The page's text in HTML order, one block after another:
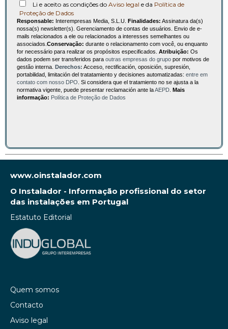
Li e aceito as condições do Aviso legal e da Política de
Proteção de Dados
Responsable: Interempresas Media, S.L.U. Finalidades: Assinatura da(s)
nossa(s) newsletter(s). Gerenciamento de contas de usuários. Envio de e-
mails relacionados a ele ou relacionados a interesses semelhantes ou
associados.Conservação: durante o relacionamento com você, ou enquanto
for necessário para realizar os propósitos especificados. Atribuição: Os
dados podem ser transferidos para outras empresas do grupo por motivos de
gestão interna. Derechos: Acceso, rectificación, oposición, supresión,
portabilidad, limitación del tratatamiento y decisiones automatizadas: entre em
contato com nosso DPO. Si considera que el tratamiento no se ajusta a la
normativa vigente, puede presentar reclamación ante laAEPD. Mais
informação: Política de Proteção de Dados
www.oinstalador.com
O Instalador - Informação profissional do setor
das instalações em Portugal
Estatuto Editorial
Quem somos
Contacto
Aviso legal